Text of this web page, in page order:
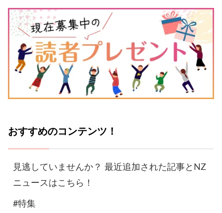
おすすめのコンテンツ！
見逃していませんか？ 最近追加された記事とNZ
ニュースはこちら！
#特集